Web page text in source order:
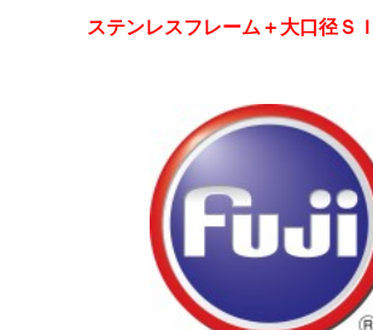
ステンレスフレーム＋大口径Ｓ